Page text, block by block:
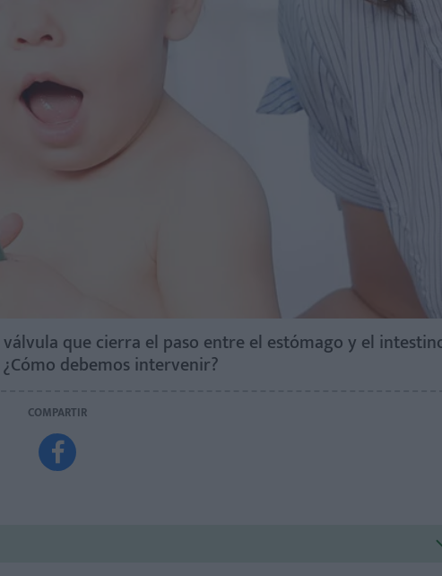
que cierra el paso entre el estómago y el
debemos intervenir?
COMPARTIR
